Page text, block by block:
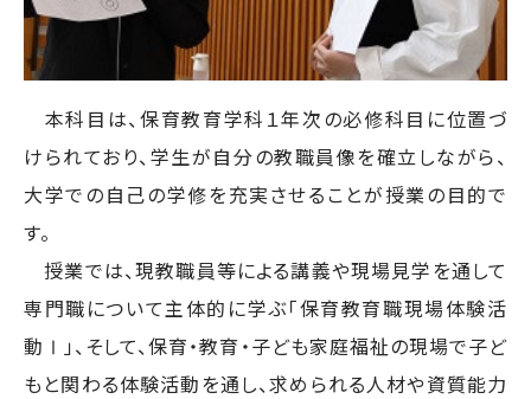
本科目は、保育教育学科１年次の必修科目に位置づ
けられており、学生が自分の教職員像を確立しながら、
大学での自己の学修を充実させることが授業の目的で
す。
授業では、現教職員等による講義や現場見学を通して
専門職について主体的に学ぶ「保育教育職現場体験活
動Ⅰ」、そして、保育・教育・子ども家庭福祉の現場で子ど
もと関わる体験活動を通し、求められる人材や資質能力